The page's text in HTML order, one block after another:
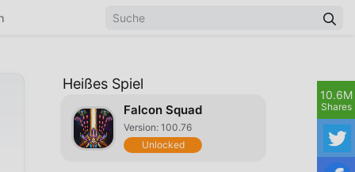
Heißes Spiel
Falcon Squad
Version: 100.76
Unlocked
10.6M
Shares